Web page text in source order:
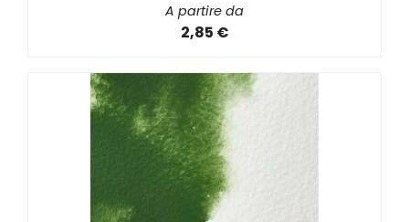
A partire da
2,85 €